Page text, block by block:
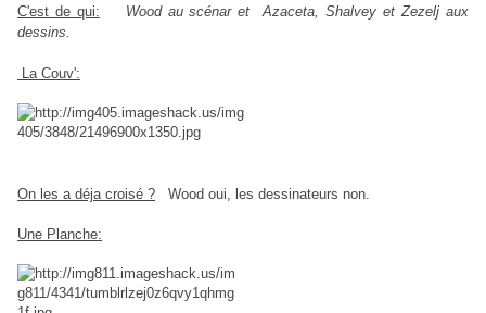
C'est de qui:
Wood au scénar et Azaceta, Shalvey et Zezelj aux
dessins.
La Couv':
On les a déja croisé ? Wood oui, les dessinateurs non.
Une Planche: